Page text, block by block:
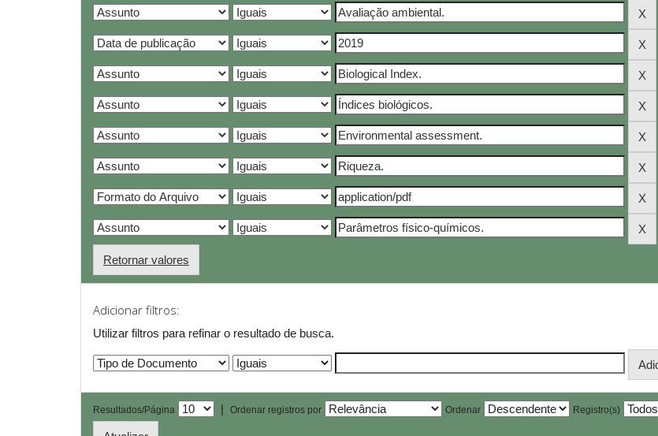
Retornar valores
Adicionar filtros:
Utilizar filtros para refinar o resultado de busca.
Resultados/Página | Ordenar registros por Ordenar Registro(s)